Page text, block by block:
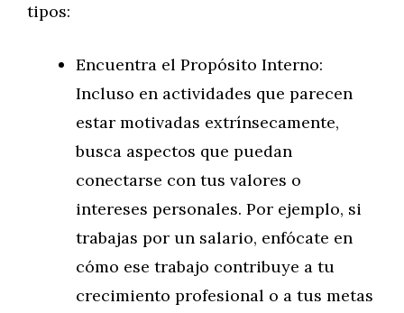
tipos:
Encuentra el Propósito Interno:
Incluso en actividades que parecen
estar motivadas extrínsecamente,
busca aspectos que puedan
conectarse con tus valores o
intereses personales. Por ejemplo, si
trabajas por un salario, enfócate en
cómo ese trabajo contribuye a tu
crecimiento profesional o a tus metas